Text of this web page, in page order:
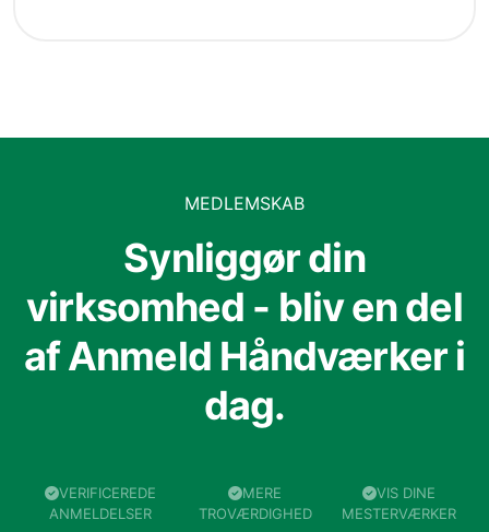
MEDLEMSKAB
Synliggør din
virksomhed - bliv en del
af Anmeld Håndværker i
dag.
VERIFICEREDE
ANMELDELSER
MERE
TROVÆRDIGHED
VIS DINE
MESTERVÆRKER